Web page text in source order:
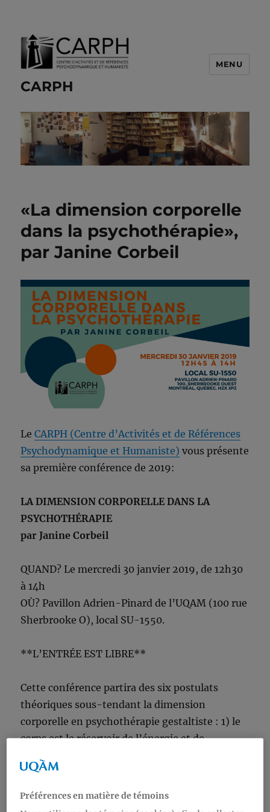
CARPH
MENU
«La dimension corporelle
dans la psychothérapie»,
par Janine Corbeil
LeCARPH (Centre d’Activités et de Références
Psychodynamique et Humaniste) vous présente
sa première conférence de 2019:
LA DIMENSION CORPORELLE DANS LA
PSYCHOTHÉRAPIE
par Janine Corbeil
QUAND? Le mercredi 30 janvier 2019, de 12h30
à 14h
OÙ? Pavillon Adrien-Pinard de l’UQAM (100 rue
Sherbrooke O), local SU-1550.
**L’ENTRÉE EST LIBRE**
Cette conférence partira des six postulats
théoriques sous-tendant la dimension
corporelle en psychothérapie gestaltiste : 1) le
corps est le réservoir de l’énergie et de
l’organisme dans sa totalité et se déroule
simultanément sur les plans cognitif,
Préférences en matière de témoins